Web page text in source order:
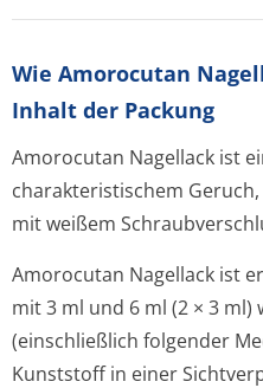
Wie Amorocutan
Inhalt der Packung
Amorocutan Nagellack ist
charakteristischem
mit weißem
Amorocutan Nagellack ist
mit 3 ml und 6 ml (2 × 3
(einschließlich folgender
Kunststoff in einer